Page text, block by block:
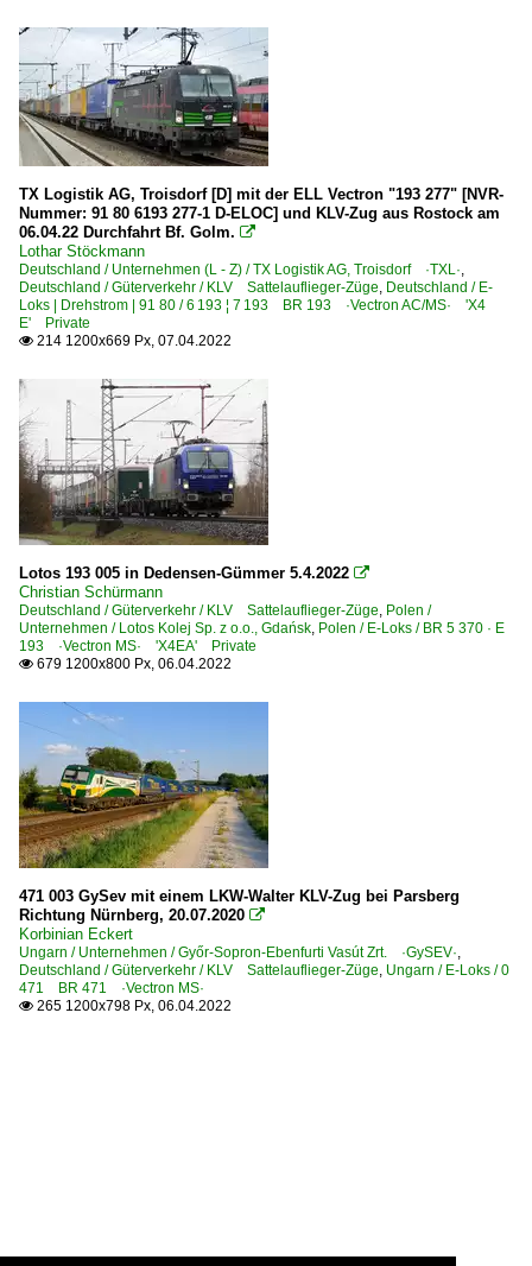
TX Logistik AG, Troisdorf [D] mit der ELL Vectron "193 277" [NVR-
Nummer: 91 80 6193 277-1 D-ELOC] und KLV-Zug aus Rostock am
06.04.22 Durchfahrt Bf. Golm. 
Lothar Stöckmann
Deutschland / Unternehmen (L - Z) / TX Logistik AG, Troisdorf ·TXL·,
Deutschland / Güterverkehr / KLV Sattelauflieger-Züge, Deutschland / E-
Loks | Drehstrom | 91 80 / 6 193 ¦ 7 193 BR 193 ·Vectron AC/MS· 'X4
E' Private
 214 1200x669 Px, 07.04.2022
Lotos 193 005 in Dedensen-Gümmer 5.4.2022 
Christian Schürmann
Deutschland / Güterverkehr / KLV Sattelauflieger-Züge, Polen /
Unternehmen / Lotos Kolej Sp. z o.o., Gdańsk, Polen / E-Loks / BR 5 370 · E
193 ·Vectron MS· 'X4EA' Private
 679 1200x800 Px, 06.04.2022
471 003 GySev mit einem LKW-Walter KLV-Zug bei Parsberg
Richtung Nürnberg, 20.07.2020 
Korbinian Eckert
Ungarn / Unternehmen / Győr-Sopron-Ebenfurti Vasút Zrt. ·GySEV·,
Deutschland / Güterverkehr / KLV Sattelauflieger-Züge, Ungarn / E-Loks / 0
471 BR 471 ·Vectron MS·
 265 1200x798 Px, 06.04.2022